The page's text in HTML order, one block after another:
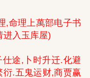
,命理上萬部电子书
进入玉库屋)
途,卜时升迁.化避
.五鬼运财,商贾赢